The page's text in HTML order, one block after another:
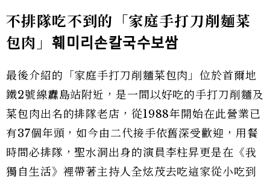
不排隊吃不到的「家庭手打刀削麵菜
包肉」훼미리손칼국수보쌈
最後介紹的「家庭手打刀削麵菜包肉」位於首爾地
鐵2號線纛島站附近，是一間以好吃的手打刀削麵及
菜包肉出名的排隊老店，從1988年開始在此營業已
有37個年頭，如今由二代接手依舊深受歡迎，用餐
時間必排隊，聖水洞出身的演員李柱昇更是在《我
獨自生活》裡帶著主持人全炫茂去吃這家從小吃到